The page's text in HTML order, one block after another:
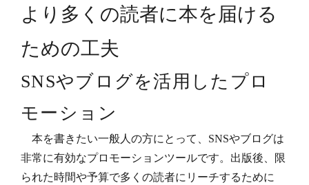
より多くの読者に本を届ける
ための工夫
SNSやブログを活用したプロ
モーション
本を書きたい一般人の方にとって、SNSやブログは
非常に有効なプロモーションツールです。出版後、限
られた時間や予算で多くの読者にリーチするために